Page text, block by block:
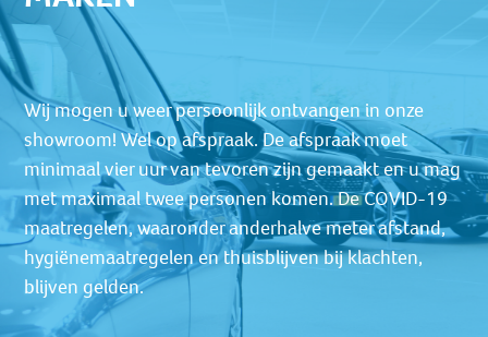
Wij mogen u weer persoonlijk ontvangen in onze
showroom! Wel op afspraak. De afspraak moet
minimaal vier uur van tevoren zijn gemaakt en u mag
met maximaal twee personen komen. De COVID-19
maatregelen, waaronder anderhalve meter afstand,
hygiënemaatregelen en thuisblijven bij klachten,
blijven gelden.